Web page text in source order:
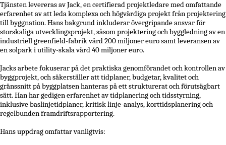
Tjänsten levereras av Jack, en certifierad projektledare med omfattande
erfarenhet av att leda komplexa och högvärdiga projekt från projektering
till byggnation. Hans bakgrund inkluderar övergripande ansvar för
storskaliga utvecklingsprojekt, såsom projektering och byggledning av en
industriell greenfield-fabrik värd 200 miljoner euro samt leveransen av
en solpark i utility-skala värd 40 miljoner euro.
Jacks arbete fokuserar på det praktiska genomförandet och kontrollen av
byggprojekt, och säkerställer att tidplaner, budgetar, kvalitet och
gränssnitt på byggplatsen hanteras på ett strukturerat och förutsägbart
sätt. Han har gedigen erfarenhet av tidplanering och tidsstyrning,
inklusive baslinjetidplaner, kritisk linje-analys, korttidsplanering och
regelbunden framdriftsrapportering.
Hans uppdrag omfattar vanligtvis: